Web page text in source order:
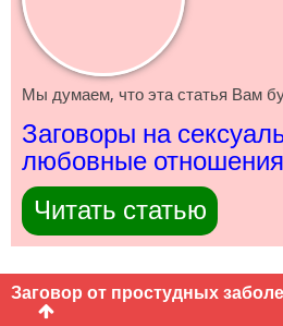
Мы думаем, что эта статья Вам
Заговоры на
любовные отношения
Читать статью
Заговор от простудных